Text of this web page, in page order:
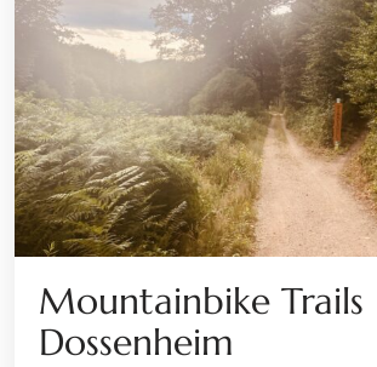
Mountainbike Trails
Dossenheim